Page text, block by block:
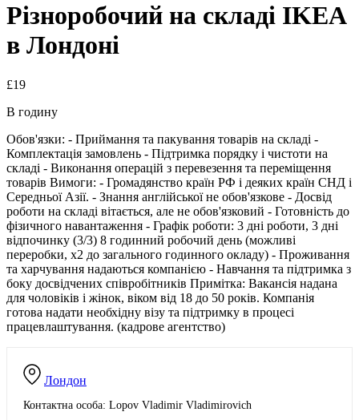
Різноробочий на складі IKEA
в Лондоні
£19
В годину
Лондон
Контактна особа: Lopov Vladimir Vladimirovich
Обов'язки: - Приймання та пакування товарів на складі -
Комплектація замовлень - Підтримка порядку і чистоти на
складі - Виконання операцій з перевезення та переміщення
товарів Вимоги: - Громадянство країн РФ і деяких країн СНД і
Середньої Азії. - Знання англійської не обов'язкове - Досвід
роботи на складі вітається, але не обов'язковий - Готовність до
фізичного навантаження - Графік роботи: 3 дні роботи, 3 дні
відпочинку (3/3) 8 годинний робочий день (можливі
переробки, x2 до загального годинного окладу) - Проживання
та харчування надаються компанією - Навчання та підтримка з
боку досвідчених співробітників Примітка: Вакансія надана
для чоловіків і жінок, віком від 18 до 50 років. Компанія
готова надати необхідну візу та підтримку в процесі
працевлаштування. (кадрове агентство)